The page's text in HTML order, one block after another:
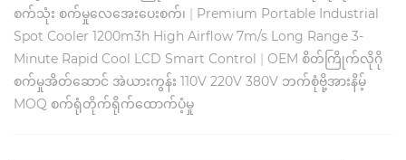
စက်သုံး စက်မှုလေအေးပေးစက်၊ | Premium Portable Industrial
Spot Cooler 1200m3h High Airflow 7m/s Long Range 3-
Minute Rapid Cool LCD Smart Control | OEM စိတ်ကြိုက်လိုဂို
စက်မှုအိတ်ဆောင် အဲယားကွန်း 110V 220V 380V ဘက်စုံဗို့အားနိမ့်
MOQ စက်ရုံတိုက်ရိုက်ထောက်ပံ့မှု